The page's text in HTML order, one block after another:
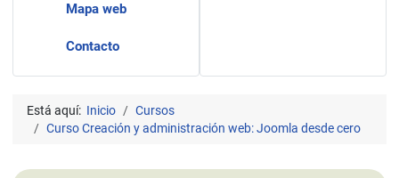
Mapa web
Contacto
Está aquí: Inicio
Cursos
Curso Creación y administración web: Joomla desde cero